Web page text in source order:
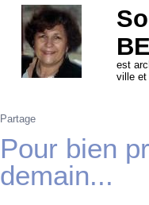
est
ville et
Partage
Pour bien
demain...